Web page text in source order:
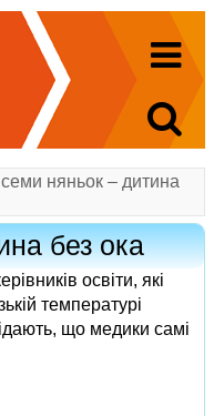
няньок – дитина
без ока
освіти, які
температурі
що медики самі